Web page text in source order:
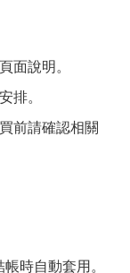
面說明。
排。
前請確認相關
時自動套用。